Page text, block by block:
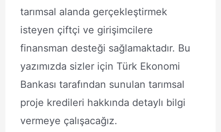
tarımsal alanda gerçekleştirmek
isteyen çiftçi ve girişimcilere
finansman desteği sağlamaktadır. Bu
yazımızda sizler için Türk Ekonomi
Bankası tarafından sunulan tarımsal
proje kredileri hakkında detaylı bilgi
vermeye çalışacağız.